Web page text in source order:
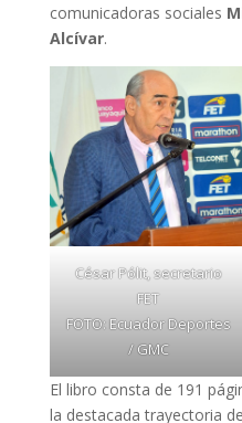
comunicadoras sociales
Alcívar.
César Pólit, secretario
FET
FOTO: Ecuador Deportes
/ GMC
El libro consta de 191
la destacada trayectoria